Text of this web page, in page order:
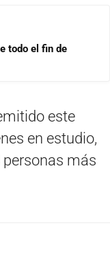
todo el fin de
este
en estudio,
personas más